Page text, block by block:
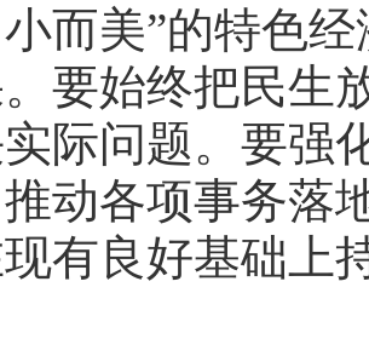
而美”的特色
要始终把民生
际问题。要强
动各项事务落
有良好基础上